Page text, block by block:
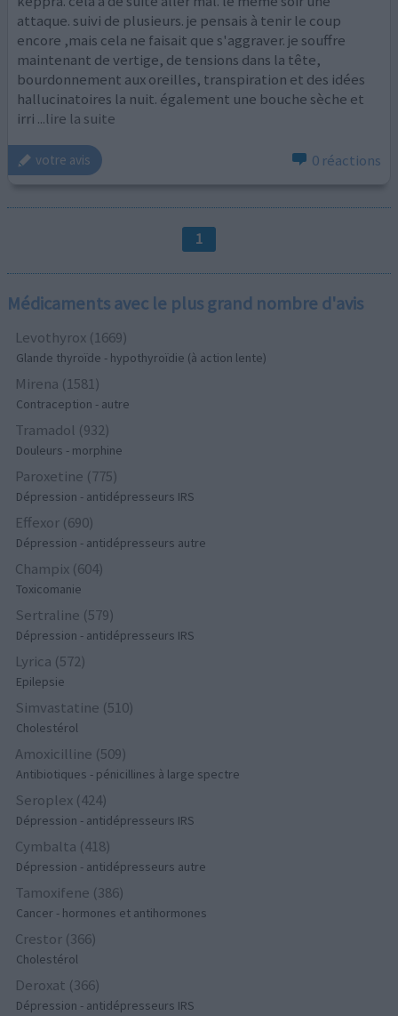
attaque. suivi de plusieurs. je pensais à tenir le coup
encore ,mais cela ne faisait que s'aggraver. je souffre
maintenant de vertige, de tensions dans la tête,
bourdonnement aux oreilles, transpiration et des idées
hallucinatoires la nuit. également une bouche sèche et
irri ...lire la suite
votre avis 0 réactions
1
Médicaments avec le plus grand nombre d'avis
Levothyrox (1669)
Glande thyroïde - hypothyroïdie (à action lente)
Mirena (1581)
Contraception - autre
Tramadol (932)
Douleurs - morphine
Paroxetine (775)
Dépression - antidépresseurs IRS
Effexor (690)
Dépression - antidépresseurs autre
Champix (604)
Toxicomanie
Sertraline (579)
Dépression - antidépresseurs IRS
Lyrica (572)
Epilepsie
Simvastatine (510)
Cholestérol
Amoxicilline (509)
Antibiotiques - pénicillines à large spectre
Seroplex (424)
Dépression - antidépresseurs IRS
Cymbalta (418)
Dépression - antidépresseurs autre
Tamoxifene (386)
Cancer - hormones et antihormones
Crestor (366)
Cholestérol
Deroxat (366)
Dépression - antidépresseurs IRS